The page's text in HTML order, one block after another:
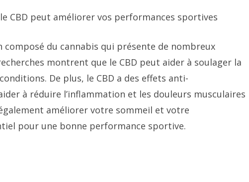
CBD peut améliorer vos performances sportives
composé du cannabis qui présente de nombreux
montrent que le CBD peut aider à soulager la
De plus, le CBD a des effets anti-
à réduire l’inflammation et les douleurs musculaires
améliorer votre sommeil et votre
pour une bonne performance sportive.